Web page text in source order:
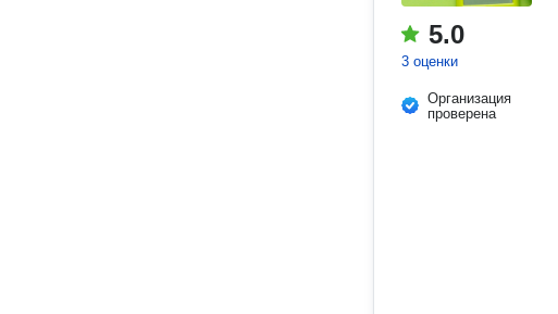
5.0
3 оценки
Организация
проверена